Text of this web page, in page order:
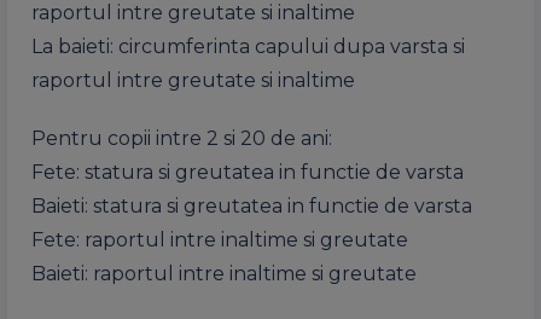
raportul intre greutate si inaltime
La baieti: circumferinta capului dupa varsta si
raportul intre greutate si inaltime
Pentru copii intre 2 si 20 de ani:
Fete: statura si greutatea in functie de varsta
Baieti: statura si greutatea in functie de varsta
Fete: raportul intre inaltime si greutate
Baieti: raportul intre inaltime si greutate